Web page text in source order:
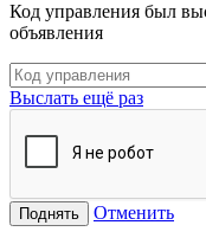
Код управления был
объявления
Выслать ещё раз
Поднять Отменить